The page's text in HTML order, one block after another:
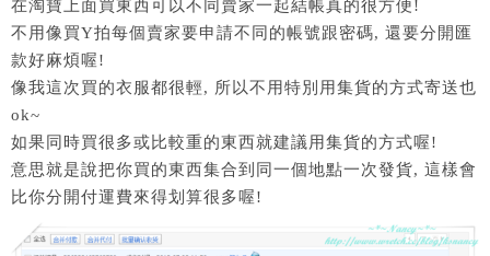
在淘寶上面買東西可以不同賣家一起結帳真的很方便!
不用像買Y拍每個賣家要申請不同的帳號跟密碼, 還要分開匯
款好麻煩喔!
像我這次買的衣服都很輕, 所以不用特別用集貨的方式寄送也
ok~
如果同時買很多或比較重的東西就建議用集貨的方式喔!
意思就是說把你買的東西集合到同一個地點一次發貨, 這樣會
比你分開付運費來得划算很多喔!